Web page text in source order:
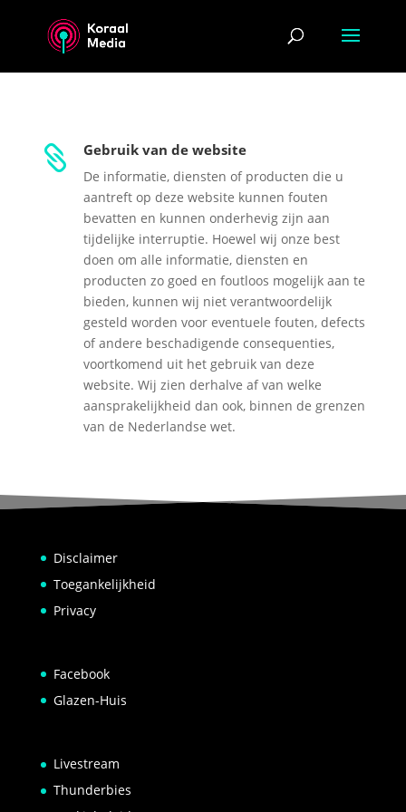
 Gebruik van de website
De informatie, diensten of producten die u
aantreft op deze website kunnen fouten
bevatten en kunnen onderhevig zijn aan
tijdelijke interruptie. Hoewel wij onze best
doen om alle informatie, diensten en
producten zo goed en foutloos mogelijk aan te
bieden, kunnen wij niet verantwoordelijk
gesteld worden voor eventuele fouten, defects
of andere beschadigende consequenties,
voortkomend uit het gebruik van deze
website. Wij zien derhalve af van welke
aansprakelijkheid dan ook, binnen de grenzen
van de Nederlandse wet.
Disclaimer
Toegankelijkheid
Privacy
Facebook
Glazen-Huis
Livestream
Thunderbies